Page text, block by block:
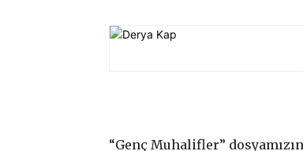
“Genç Muhalifler”